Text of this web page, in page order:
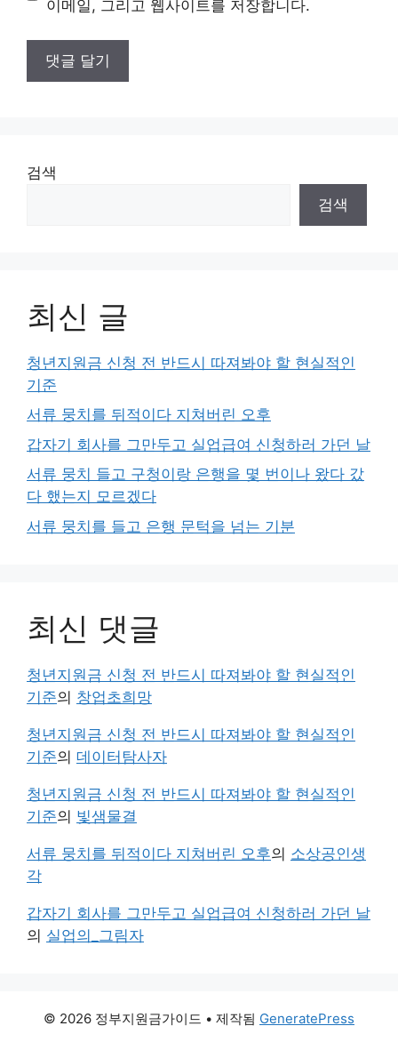
이메일, 그리고 웹사이트를 저장합니다.
검색
검색
최신 글
청년지원금 신청 전 반드시 따져봐야 할 현실적인
기준
서류 뭉치를 뒤적이다 지쳐버린 오후
갑자기 회사를 그만두고 실업급여 신청하러 가던 날
서류 뭉치 들고 구청이랑 은행을 몇 번이나 왔다 갔
다 했는지 모르겠다
서류 뭉치를 들고 은행 문턱을 넘는 기분
최신 댓글
청년지원금 신청 전 반드시 따져봐야 할 현실적인
기준의 창업초희망
청년지원금 신청 전 반드시 따져봐야 할 현실적인
기준의 데이터탐사자
청년지원금 신청 전 반드시 따져봐야 할 현실적인
기준의 빛샘물결
서류 뭉치를 뒤적이다 지쳐버린 오후의 소상공인생
각
갑자기 회사를 그만두고 실업급여 신청하러 가던 날
의 실업의_그림자
© 2026 정부지원금가이드 • 제작됨 GeneratePress